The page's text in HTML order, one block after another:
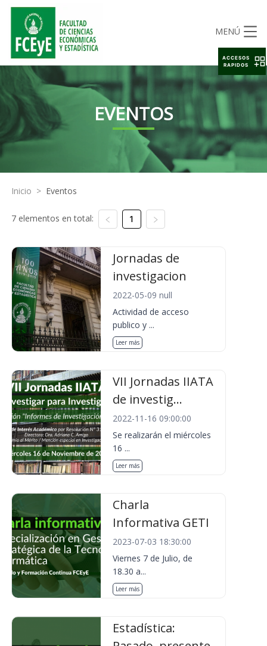
MENÚ
EVENTOS
Inicio > Eventos
7 elementos en total: 1
Jornadas de
investigacion
2022-05-09 null
Actividad de acceso
publico y ...
Leer más
VII Jornadas IIATA
de investig...
2022-11-16 09:00:00
Se realizarán el miércoles
16 ...
Leer más
Charla
Informativa GETI
2023-07-03 18:30:00
Viernes 7 de Julio, de
18.30 a...
Leer más
Estadística:
ACCESOS
RAPIDOS